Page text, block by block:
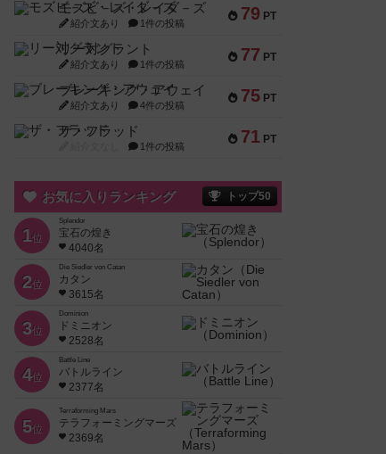
79 PT
モズビ－ズ・レイダ－ズ
紹介文あり 1件の投稿
77 PT
リー対グラント
紹介文あり 1件の投稿
75 PT
ブレーキング・アウェイ
紹介文あり 4件の投稿
71 PT
ザ・フラッド
1件の投稿
お気に入りランキング トップ50
1位
Splendor
宝石の煌き
4040名
2位
Die Siedler von Catan
カタン
3615名
3位
Dominion
ドミニオン
2528名
4位
Battle Line
バトルライン
2377名
5位
Terraforming Mars
テラフォーミングマーズ
2369名